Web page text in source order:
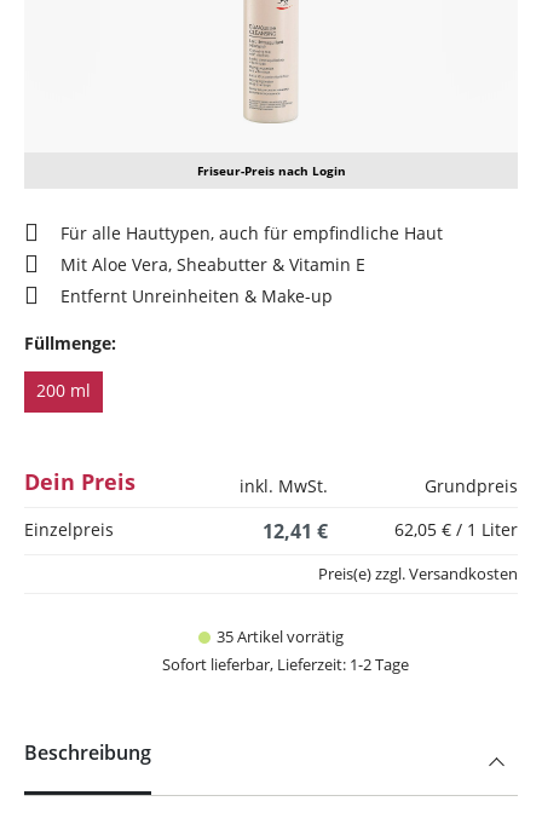
Friseur-Preis nach Login
Für alle Hauttypen, auch für empfindliche Haut
Mit Aloe Vera, Sheabutter & Vitamin E
Entfernt Unreinheiten & Make-up
Füllmenge:
200 ml
Dein Preis inkl. MwSt.
Grundpreis
Einzelpreis
12,41 € 62,05 € / 1 Liter
35 Artikel vorrätig
Sofort lieferbar, Lieferzeit: 1-2 Tage
Preis(e) zzgl. Versandkosten
Beschreibung